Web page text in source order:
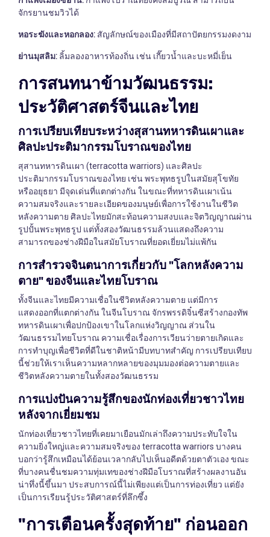
จักรยานชมวิวได้
หอระฆังและหอกลอง: สัญลักษณ์ของเมืองที่มีสถาปัตยกรรมงดงาม
ย่านมุสลิม: ลิ้มลองอาหารท้องถิ่น เช่น เกี๊ยวน้ำและบะหมี่เย็น
การสนทนาข้ามวัฒนธรรม:
ประวัติศาสตร์จีนและไทย
การเปรียบเทียบระหว่างสุสานทหารดินเผาและ
ศิลปะประติมากรรมโบราณของไทย
สุสานทหารดินเผา (terracotta warriors) และศิลปะ
ประติมากรรมโบราณของไทย เช่น พระพุทธรูปในสมัยสุโขทัย
หรืออยุธยา มีจุดเด่นที่แตกต่างกัน ในขณะที่ทหารดินเผาเน้น
ความสมจริงและรายละเอียดของมนุษย์เพื่อการใช้งานในชีวิต
หลังความตาย ศิลปะไทยมักสะท้อนความสงบและจิตวิญญาณผ่าน
รูปปั้นพระพุทธรูป แต่ทั้งสองวัฒนธรรมล้วนแสดงถึงความ
สามารถของช่างฝีมือในสมัยโบราณที่ยอดเยี่ยมไม่แพ้กัน
การสำรวจจินตนาการเกี่ยวกับ "โลกหลังความ
ตาย" ของจีนและไทยโบราณ
ทั้งจีนและไทยมีความเชื่อในชีวิตหลังความตาย แต่มีการ
แสดงออกที่แตกต่างกัน ในจีนโบราณ จักรพรรดิจิ๋นซีสร้างกองทัพ
ทหารดินเผาเพื่อปกป้องเขาในโลกแห่งวิญญาณ ส่วนใน
วัฒนธรรมไทยโบราณ ความเชื่อเรื่องการเวียนว่ายตายเกิดและ
การทำบุญเพื่อชีวิตที่ดีในชาติหน้ามีบทบาทสำคัญ การเปรียบเทียบ
นี้ช่วยให้เราเห็นความหลากหลายของมุมมองต่อความตายและ
ชีวิตหลังความตายในทั้งสองวัฒนธรรม
การแบ่งปันความรู้สึกของนักท่องเที่ยวชาวไทย
หลังจากเยี่ยมชม
นักท่องเที่ยวชาวไทยที่เคยมาเยือนมักเล่าถึงความประทับใจใน
ความยิ่งใหญ่และความสมจริงของ terracotta warriors บางคน
บอกว่ารู้สึกเหมือนได้ย้อนเวลากลับไปเห็นอดีตด้วยตาตัวเอง ขณะ
ที่บางคนชื่นชมความทุ่มเทของช่างฝีมือโบราณที่สร้างผลงานอัน
น่าทึ่งนี้ขึ้นมา ประสบการณ์นี้ไม่เพียงแต่เป็นการท่องเที่ยว แต่ยัง
เป็นการเรียนรู้ประวัติศาสตร์ที่ลึกซึ้ง
"การเตือนครั้งสุดท้าย" ก่อนออก